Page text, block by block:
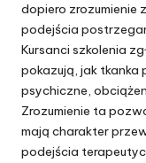
dopiero zrozumienie
podejścia
Kursanci szkolenia
pokazują, jak tkanka
psychiczne,
Zrozumienie ta
mają charakter
podejścia